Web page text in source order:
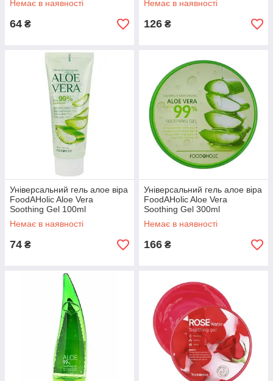
Немає в наявності
64 ₴
Немає в наявності
126 ₴
Універсальний гель алое віра
FoodAHolic Aloe Vera
Soothing Gel 100ml
Немає в наявності
74 ₴
Універсальний гель алое віра
FoodAHolic Aloe Vera
Soothing Gel 300ml
Немає в наявності
166 ₴